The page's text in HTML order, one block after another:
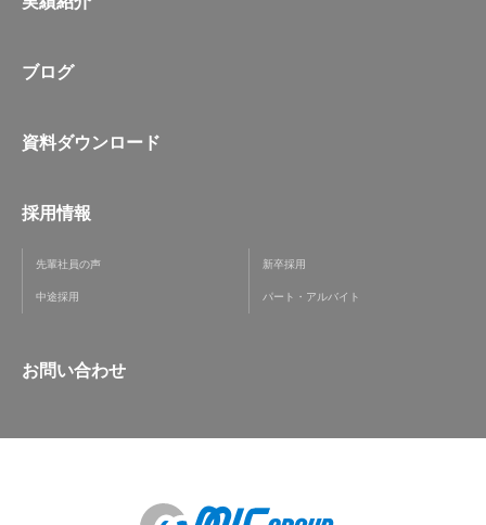
ブログ
資料ダウンロード
採用情報
先輩社員の声 新卒採用
中途採用 パート・アルバイト
お問い合わせ